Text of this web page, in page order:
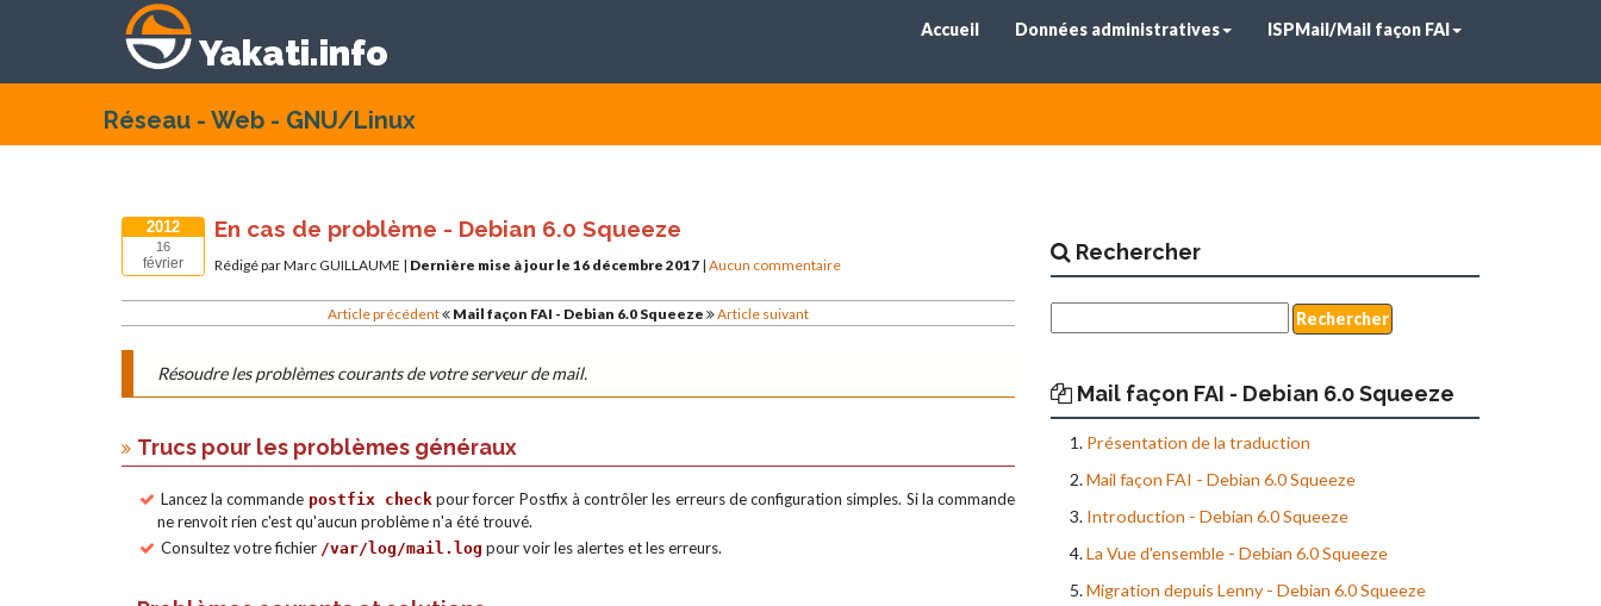
Yakati.info
Accueil Données administratives ISPMail/Mail façon FAI
Réseau - Web - GNU/Linux
2012
16
février
En cas de problème - Debian 6.0 Squeeze
Rédigé par Marc GUILLAUME | Dernière mise à jour le 16 décembre 2017 |Aucun commentaire
Article précédent Mail façon FAI - Debian 6.0 Squeeze Article suivant
Résoudre les problèmes courants de votre serveur de mail.
Trucs pour les problèmes généraux
Lancez la commande postfix checkpour forcer Postfix à contrôler les erreurs de configuration simples. Si la commande
ne renvoit rien c'est qu'aucun problème n'a été trouvé.
Consultez votre fichier /var/log/mail.log pour voir les alertes et les erreurs.
Rechercher
Mail façon FAI - Debian 6.0 Squeeze
Présentation de la traduction
Mail façon FAI - Debian 6.0 Squeeze
Introduction - Debian 6.0 Squeeze
La Vue d'ensemble - Debian 6.0 Squeeze
Migration depuis Lenny - Debian 6.0 Squeeze